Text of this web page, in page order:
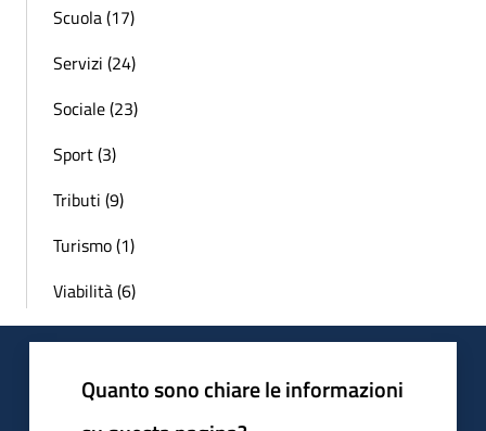
Scuola (17)
Servizi (24)
Sociale (23)
Sport (3)
Tributi (9)
Turismo (1)
Viabilità (6)
Quanto sono chiare le informazioni